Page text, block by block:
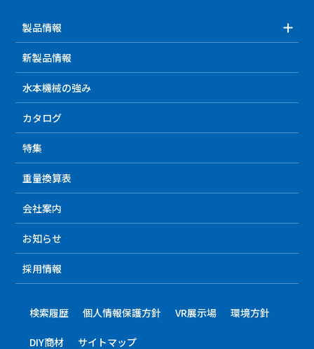
製品情報
新製品情報
水本機械の強み
カタログ
特集
重量換算表
会社案内
お知らせ
採用情報
検索履歴 個人情報保護方針 VR展示場 環境方針
DIY商材 サイトマップ